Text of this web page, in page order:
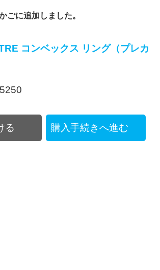
ごに追加しました。
コンベックス リング（プレカ
る 購入手続きへ進む